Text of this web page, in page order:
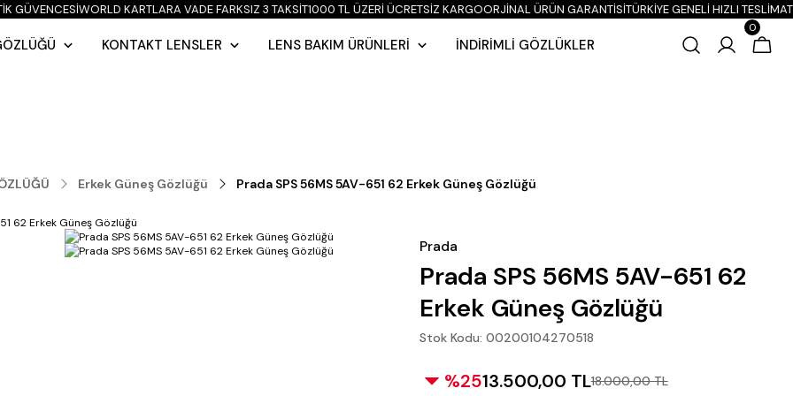
GÜVENCESIWORLD KARTLARA VADE FARKSIZ 3 TAKSIT1000 TL ÜZERİ ÜCRETSİZ KARGOORJINAL ÜRÜN GARANTISITÜRKIYE GENELI HIZLI TESLIMAT
KONTAKT LENSLER LENS BAKIM ÜRÜNLERİ İNDİRİMLİ GÖZLÜKLER
0
Erkek Güneş Gözlüğü Prada SPS 56MS 5AV-651 62 Erkek Güneş Gözlüğü
Prada
Prada SPS 56MS 5AV-651 62
Erkek Güneş Gözlüğü
Stok Kodu: 00200104270518
%2513.500,00 TL18.000,00 TL